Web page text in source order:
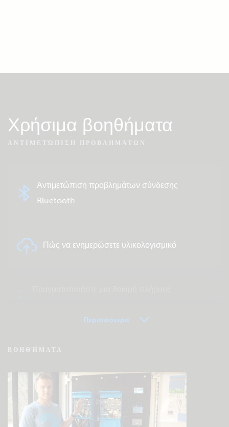
Χρήσιμα βοηθήματα
ΑΝΤΙΜΕΤΏΠΙΣΗ ΠΡΟΒΛΗΜΆΤΩΝ
Αντιμετώπιση προβλημάτων σύνδεσης
Bluetooth
Πώς να ενημερώσετε υλικολογισμικό
Συχνές ερωτήσεις για VRM - Εξ Αποστάσεως
Δείτε στη γνωσιακή βάση της κοινότητάς μας
Περισσότερα
ΒΟΗΘΉΜΑΤΑ